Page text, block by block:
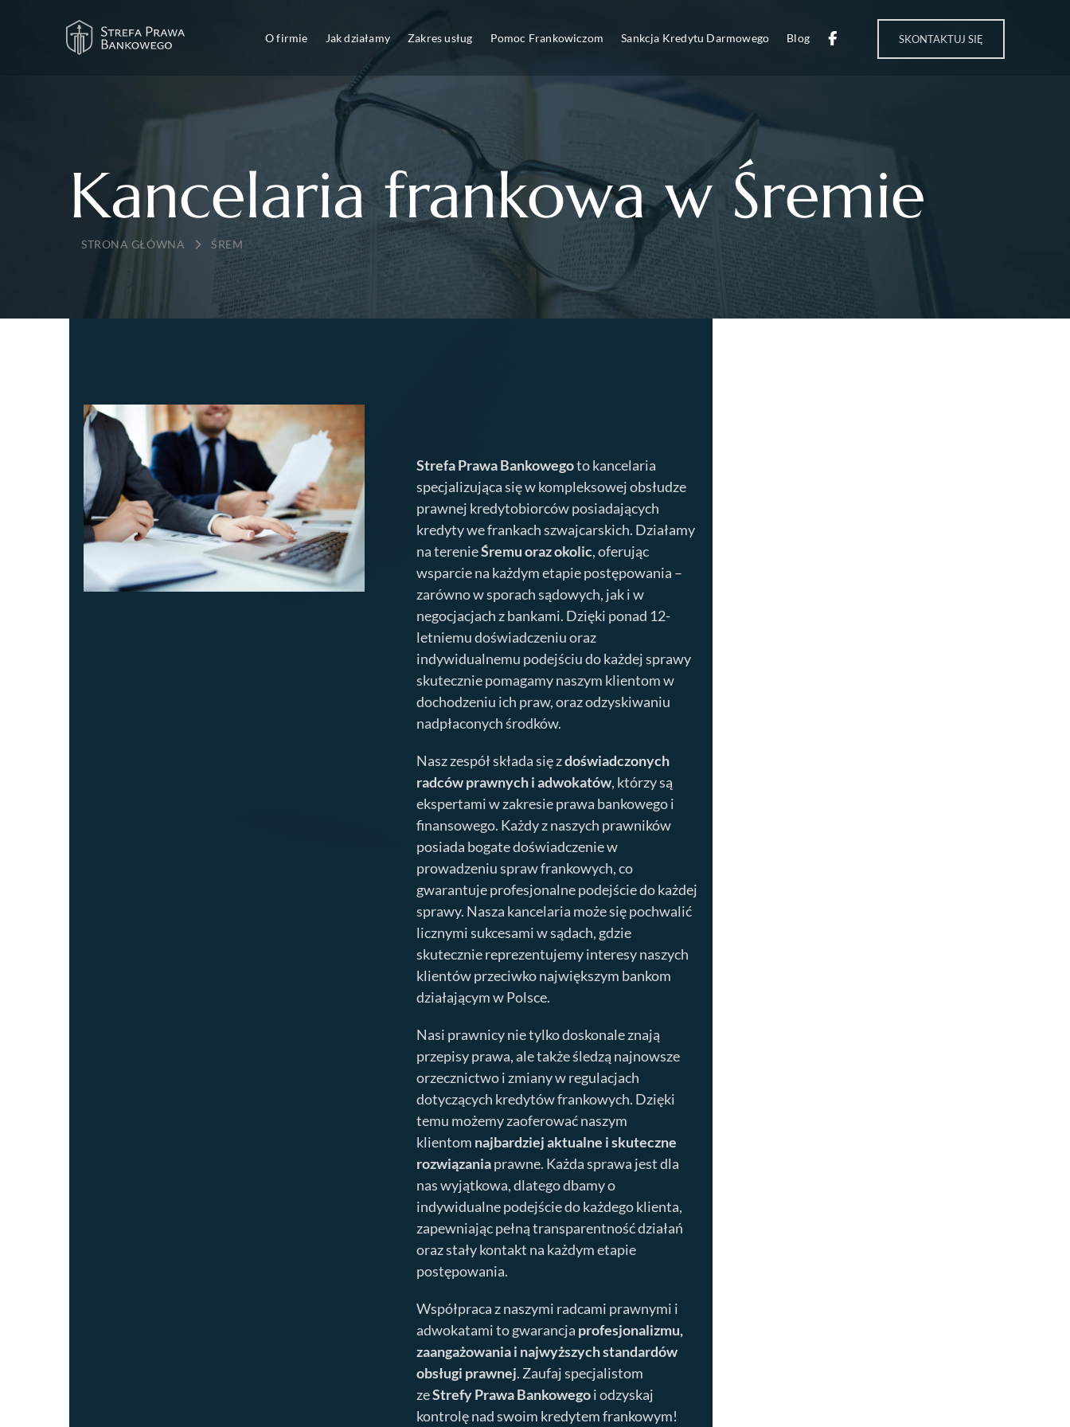
SKONTAKTUJ SIĘ
O firmie Jak działamy Zakres usług Pomoc Frankowiczom Sankcja Kredytu Darmowego Blog
Kancelaria frankowa w Śremie
→ ŚREM
Strefa Prawa Bankowegoto kancelaria
specjalizująca się w kompleksowej obsłudze
prawnej kredytobiorców posiadających
kredyty we frankach szwajcarskich. Działamy
na terenieŚremuoraz okolic, oferując
wsparcie na każdym etapie postępowania –
zarówno w sporach sądowych, jak i w
negocjacjach z bankami. Dzięki ponad 12-
letniemu doświadczeniu oraz
indywidualnemu podejściu do każdej sprawy
skutecznie pomagamy naszym klientom w
dochodzeniu ich praw, oraz odzyskiwaniu
nadpłaconych środków.
Nasz zespół składa się zdoświadczonych
radców prawnych i adwokatów, którzy są
ekspertami w zakresie prawa bankowego i
finansowego. Każdy z naszych prawników
posiada bogate doświadczenie w
prowadzeniu spraw frankowych, co
gwarantuje profesjonalne podejście do każdej
sprawy. Nasza kancelaria może się pochwalić
licznymi sukcesami w sądach, gdzie
skutecznie reprezentujemy interesy naszych
klientów przeciwko największym bankom
działającym w Polsce.
Nasi prawnicy nie tylko doskonale znają
przepisy prawa, ale także śledzą najnowsze
orzecznictwo i zmiany w regulacjach
dotyczących kredytów frankowych. Dzięki
temu możemy zaoferować naszym
klientom najbardziej aktualne i skuteczne
rozwiązaniaprawne. Każda sprawa jest dla
nas wyjątkowa, dlatego dbamy o
indywidualne podejście do każdego klienta,
zapewniając pełną transparentność działań
oraz stały kontakt na każdym etapie
postępowania.
Współpraca z naszymi radcami prawnymi i
adwokatami to gwarancja profesjonalizmu,
zaangażowania i najwyższych standardów
obsługi prawnej. Zaufaj specjalistom
zeStrefy Prawa Bankowegoi odzyskaj
kontrolę nad swoim kredytem frankowym!